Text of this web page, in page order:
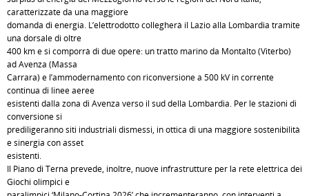
caratterizzate da una maggiore
domanda di energia. L’elettrodotto collegherà il Lazio alla Lombardia tramite
una dorsale di oltre
400 km e si comporrà di due opere: un tratto marino da Montalto (Viterbo)
ad Avenza (Massa
Carrara) e l’ammodernamento con riconversione a 500 kV in corrente
continua di linee aeree
esistenti dalla zona di Avenza verso il sud della Lombardia. Per le stazioni di
conversione si
prediligeranno siti industriali dismessi, in ottica di una maggiore sostenibilità
e sinergia con asset
esistenti.
Il Piano di Terna prevede, inoltre, nuove infrastrutture per la rete elettrica dei
Giochi olimpici e